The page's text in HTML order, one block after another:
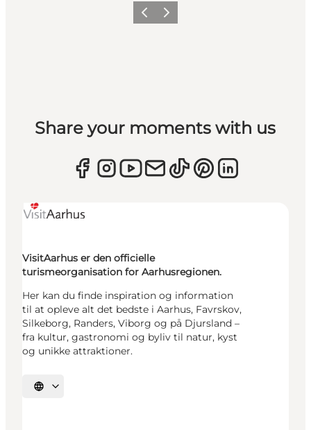
ForrigeNæste
Share your moments with us
VisitAarhus er den officielle
turismeorganisation for Aarhusregionen.
Her kan du finde inspiration og information
til at opleve alt det bedste i Aarhus, Favrskov,
Silkeborg, Randers, Viborg og på Djursland –
fra kultur, gastronomi og byliv til natur, kyst
og unikke attraktioner.
Vælg sprog